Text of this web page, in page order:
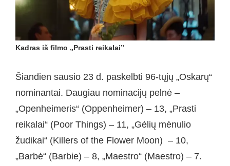
Kadras iš filmo „Prasti reikalai”
Šiandien sausio 23 d. paskelbti 96-tųjų „Oskarų“
nominantai. Daugiau nominacijų pelnė –
„Openheimeris“ (Oppenheimer) – 13, „Prasti
reikalai“ (Poor Things) – 11, „Gėlių mėnulio
žudikai“ (Killers of the Flower Moon) – 10,
„Barbė“ (Barbie) – 8, „Maestro“ (Maestro) – 7.